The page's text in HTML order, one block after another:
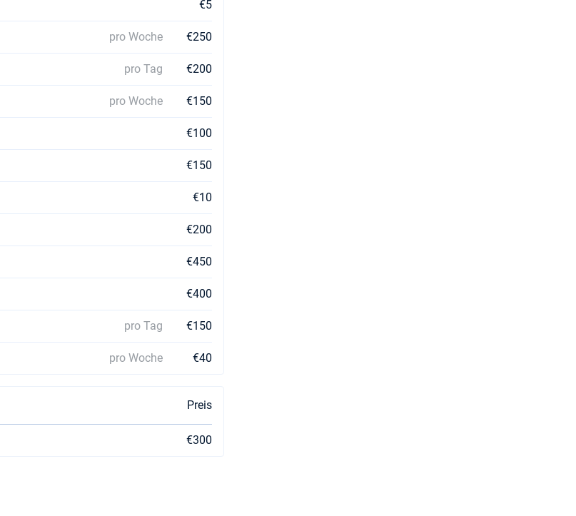
€5
pro Woche €250
pro Tag €200
pro Woche €150
€100
€150
€10
€200
€450
€400
pro Tag €150
pro Woche €40
Preis
€300